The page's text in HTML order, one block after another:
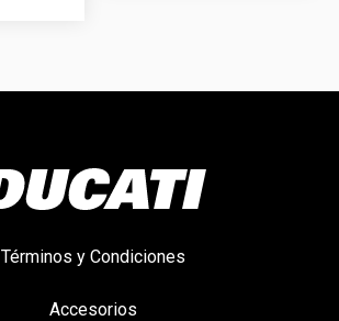
Términos y Condiciones
Accesorios